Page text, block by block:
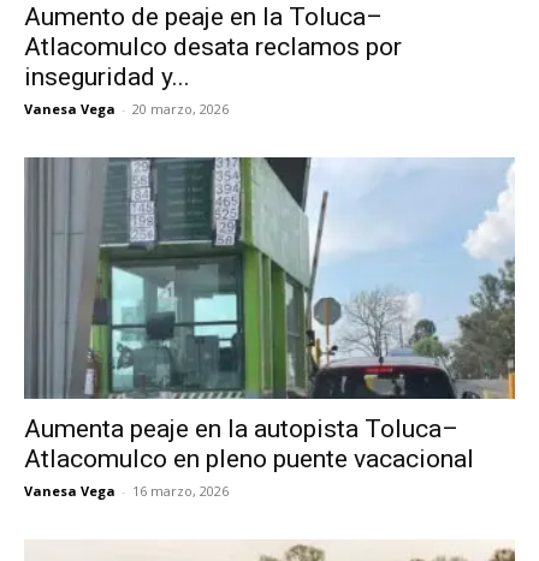
Aumento de peaje en la Toluca–
Atlacomulco desata reclamos por
inseguridad y...
Vanesa Vega - 20 marzo, 2026
Aumenta peaje en la autopista Toluca–
Atlacomulco en pleno puente vacacional
Vanesa Vega - 16 marzo, 2026